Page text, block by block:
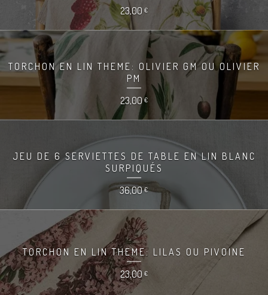
23,00 €
TORCHON EN LIN THEME: OLIVIER GM OU OLIVIER
PM
23,00€
JEU DE 6 SERVIETTES DE TABLE EN LIN BLANC
SURPIQUÉS
36,00€
TORCHON EN LIN THEME: LILAS OU PIVOINE
23,00 €